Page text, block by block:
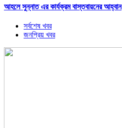
আহলে সুন্নাত এর কার্যক্রম বাস্তবায়নের আহ্বান
সর্বশেষ খবর
জনপ্রিয় খবর